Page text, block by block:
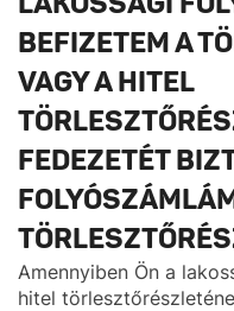
BEFIZETEM A
VAGY A HITEL
FEDEZETÉT
Amennyiben Ön a
hitel